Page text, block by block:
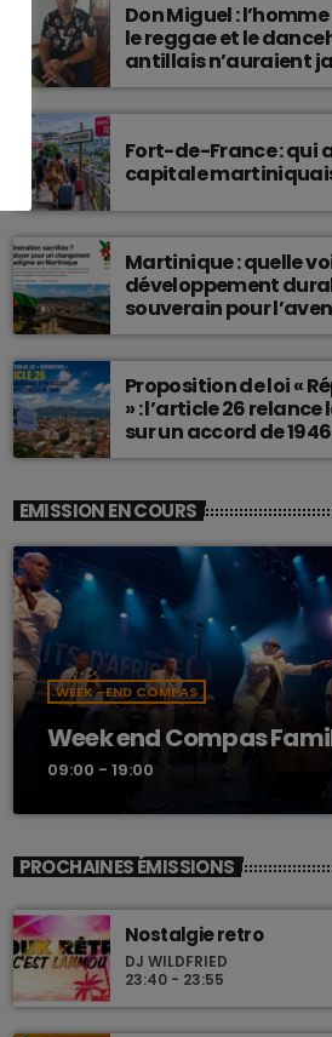
Don Miguel :
le reggae et le
antillais n’auraient
connu une telle
Fort-de-France : qui
capitale
Martinique : quelle
développement
souverain pour
Proposition de loi «
» : l’article 26
sur un accord de
Martinique
EMISSION EN COURS
WEEK -END COMPAS
Week end Compas
09:00 - 19:00
PROCHAINES ÉMISSIONS
Nostalgie retro
DJ WILDFRIED
23:40 - 23:55